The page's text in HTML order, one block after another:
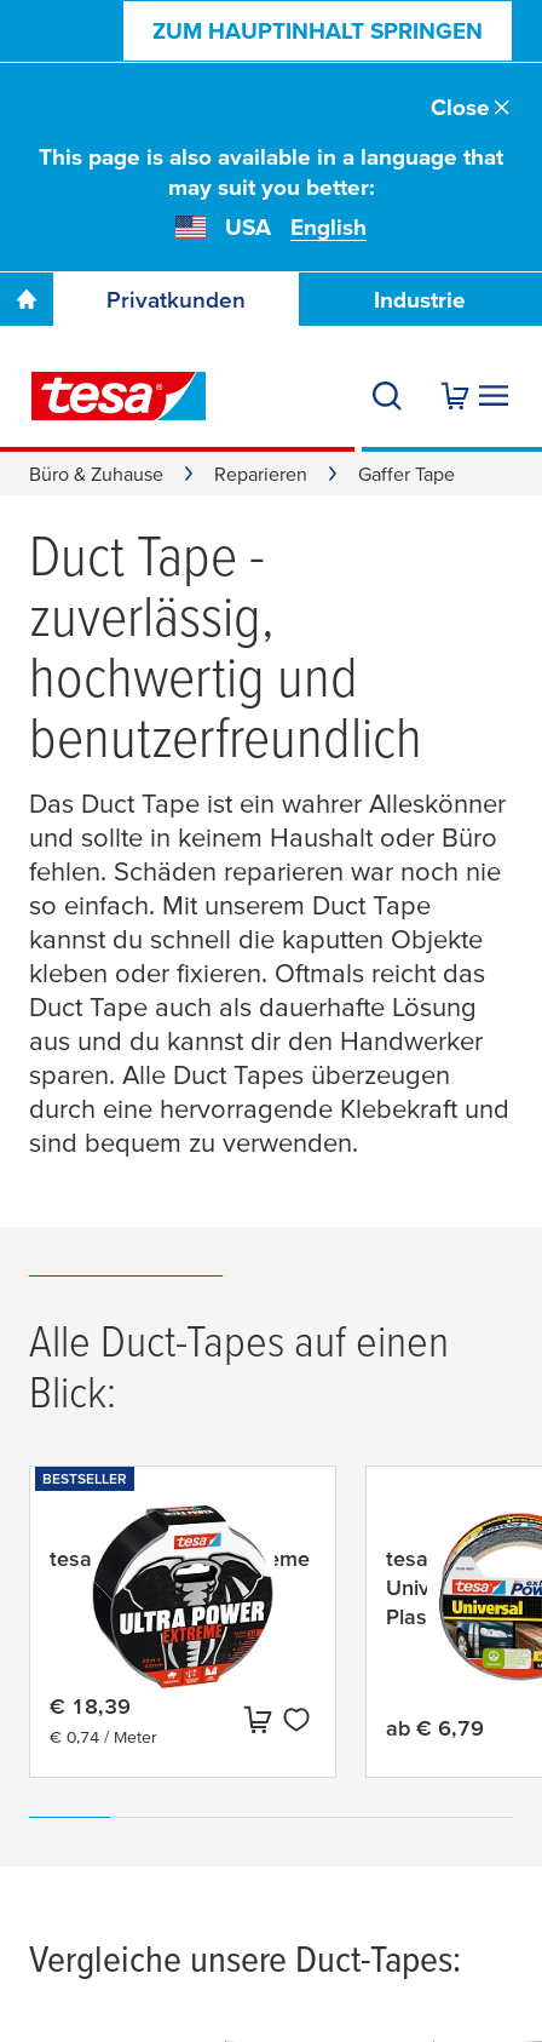
ZUM HAUPTINHALT SPRINGEN
This page is also available in a language that
may suit you better:
USA
English
Close
Privatkunden Industrie
Büro & Zuhause Reparieren Gaffer Tape
Duct Tape -
zuverlässig,
hochwertig und
benutzerfreundlich
Das Duct Tape ist ein wahrer Alleskönner
und sollte in keinem Haushalt oder Büro
fehlen. Schäden reparieren war noch nie
so einfach. Mit unserem Duct Tape
kannst du schnell die kaputten Objekte
kleben oder fixieren. Oftmals reicht das
Duct Tape auch als dauerhafte Lösung
aus und du kannst dir den Handwerker
sparen. Alle Duct Tapes überzeugen
durch eine hervorragende Klebekraft und
sind bequem zu verwenden.
Alle Duct-Tapes auf einen
Blick:
BESTSELLER
tesa ® Ultra Power Extreme
Aktueller Preis:
€ 18,39
€ 0,74 / Meter
tesa ® extra
Universal
Plastic
Aktueller Preis:
ab € 6,79
Vergleiche unsere Duct-Tapes: